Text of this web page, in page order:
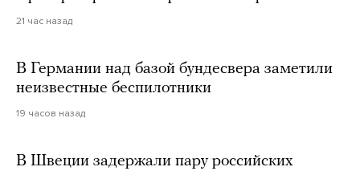
21 час назад
В Германии над базой бундесвера заметили
неизвестные беспилотники
19 часов назад
В Швеции задержали пару российских